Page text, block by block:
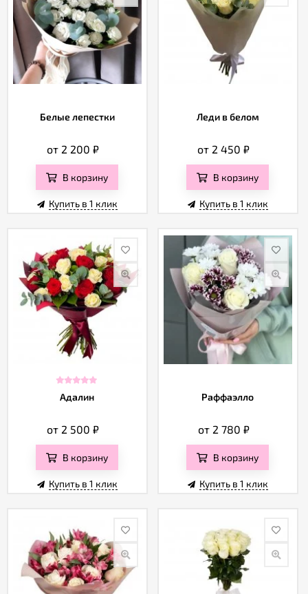
Белые лепестки
от 2 200₽
В корзину
Купить в 1 клик
Леди в белом
от 2 450₽
В корзину
Купить в 1 клик
Адалин
от 2 500₽
В корзину
Купить в 1 клик
Раффаэлло
от 2 780 ₽
В корзину
Купить в 1 клик